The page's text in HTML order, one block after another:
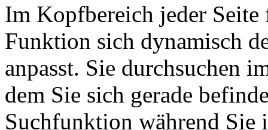
Im Kopfbereich jeder Seite
Funktion sich dynamisch
anpasst. Sie durchsuchen
dem Sie sich gerade
Suchfunktion während Sie